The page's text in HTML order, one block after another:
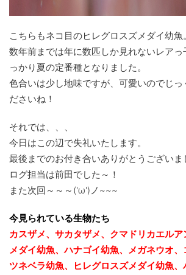
こちらもネコ目のヒレグロスズメダイ幼魚。
数年前までは年に数匹しか見れないレア
っかり夏の定番種となりました。
色合いは少し地味ですが、可愛いのでじっ
ださいね！
それでは、、、
今日はこの辺で失礼いたします。
最後までのお付き合いありがとうございま
ログ担当は前田でした～！
また次回～～～('ω')ノ~~~
今見られている生物たち
カスザメ、サカタザメ、クマドリカエル
メダイ幼魚、ハナゴイ幼魚、メガネウオ
ツネベラ幼魚、ヒレグロスズメダイ幼魚